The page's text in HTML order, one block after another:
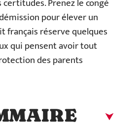
pour élever un
français réserve quelques
qui pensent avoir tout
des parents